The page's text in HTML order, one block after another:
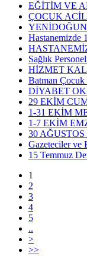
EĞİTİM VE
ÇOCUK
Hastanemizde
Sağlık
HİZMET
Batman
DİYABET
29 EKİM
1-31 EKİM
1-7 EKİM
30
Gazeteciler ve
15 Temmuz
1
2
3
4
5
..
>
>>